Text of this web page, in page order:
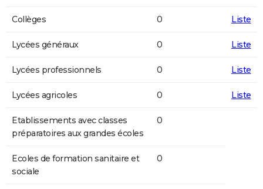
Collèges 0 Liste
Lycées généraux 0 Liste
Lycées professionnels 0 Liste
Lycées agricoles 0 Liste
Etablissements avec classes
préparatoires aux grandes écoles
0
Ecoles de formation sanitaire et
sociale
0